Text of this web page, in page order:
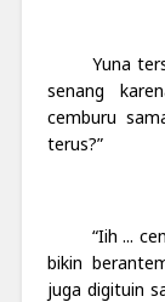
Yuna
senang
cemburu
terus?”
“Iih ...
bikin
juga digituin